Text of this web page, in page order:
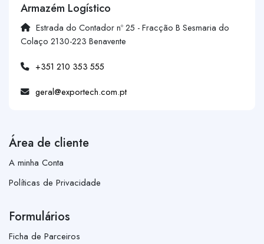
Armazém Logístico
Estrada do Contador nº 25 - Fracção B Sesmaria do
Colaço 2130-223 Benavente
+351 210 353 555
geral@exportech.com.pt
Área de cliente
A minha Conta
Políticas de Privacidade
Formulários
Ficha de Parceiros